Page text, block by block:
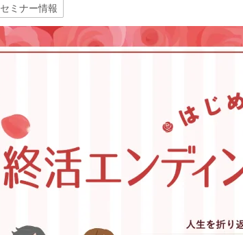
セミナー情報